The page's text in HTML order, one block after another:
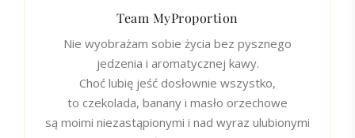
Team MyProportion
Nie wyobrażam sobie życia bez pysznego
jedzenia i aromatycznej kawy.
Choć lubię jeść dosłownie wszystko,
to czekolada, banany i masło orzechowe
są moimi niezastąpionymi i nad wyraz ulubionymi